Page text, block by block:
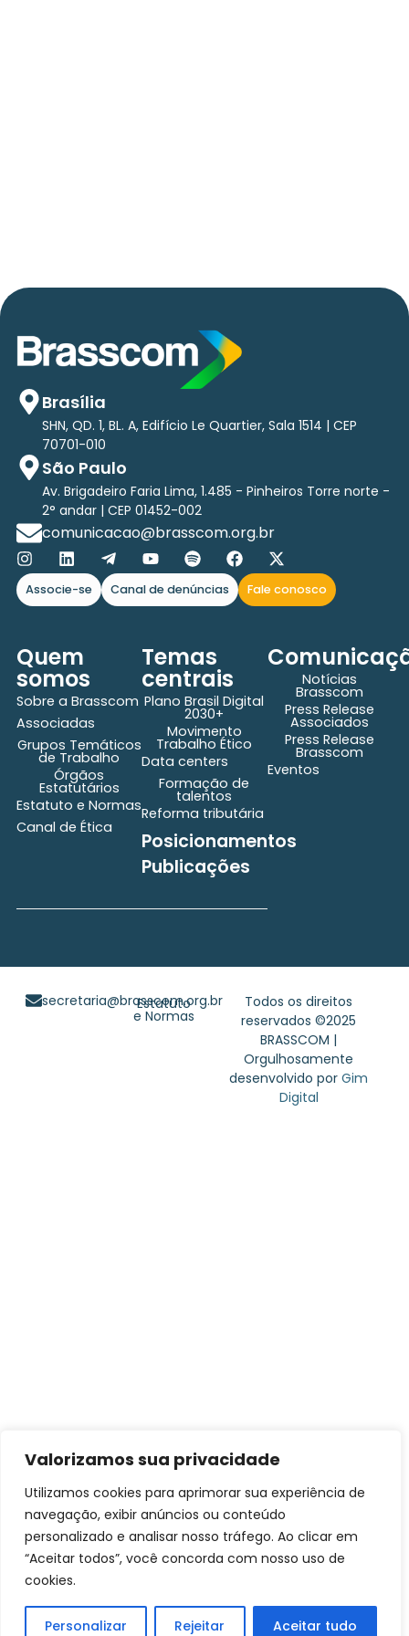
Valorizamos sua privacidade
Utilizamos cookies para aprimorar sua experiência de
navegação, exibir anúncios ou conteúdo
personalizado e analisar nosso tráfego. Ao clicar em
“Aceitar todos”, você concorda com nosso uso de
cookies.
Personalizar Rejeitar Aceitar tudo
Brasília
SHN, QD. 1, BL. A, Edifício Le Quartier, Sala 1514 | CEP
70701-010
São Paulo
Av. Brigadeiro Faria Lima, 1.485 - Pinheiros Torre norte -
2° andar | CEP 01452-002
comunicacao@brasscom.org.br
Associe-se Canal de denúncias Fale conosco
Quem
somos
Sobre a Brasscom
Associadas
Grupos Temáticos
de Trabalho
Órgãos
Estatutários
Estatuto e Normas
Canal de Ética
Temas
centrais
Plano Brasil Digital
2030+
Movimento
Trabalho Ético
Data centers
Formação de
talentos
Reforma tributária
Posicionamentos
Publicações
Notícias
Brasscom
Press Release
Associados
Press Release
Brasscom
Eventos
Todos os direitos
reservados ©2025
BRASSCOM |
Orgulhosamente
desenvolvido porGim
Digital
secretaria@brasscom.org.br
Estatuto
e Normas